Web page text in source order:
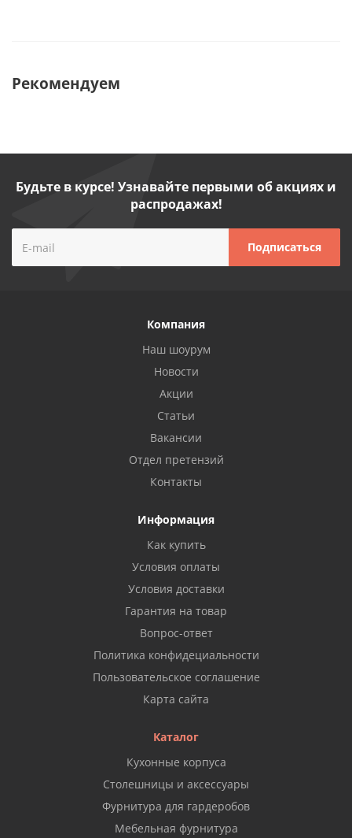
Рекомендуем
Будьте в курсе! Узнавайте первыми об акциях и
распродажах!
Компания
Наш шоурум
Новости
Акции
Статьи
Вакансии
Отдел претензий
Контакты
Информация
Как купить
Условия оплаты
Условия доставки
Гарантия на товар
Вопрос-ответ
Политика конфидециальности
Пользовательское соглашение
Карта сайта
Каталог
Кухонные корпуса
Столешницы и аксессуары
Фурнитура для гардеробов
Мебельная фурнитура